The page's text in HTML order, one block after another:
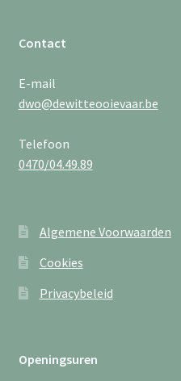
Contact
E-mail
dwo@dewitteooievaar.be
Telefoon
0470/04.49.89
Algemene Voorwaarden
Cookies
Privacybeleid
Openingsuren